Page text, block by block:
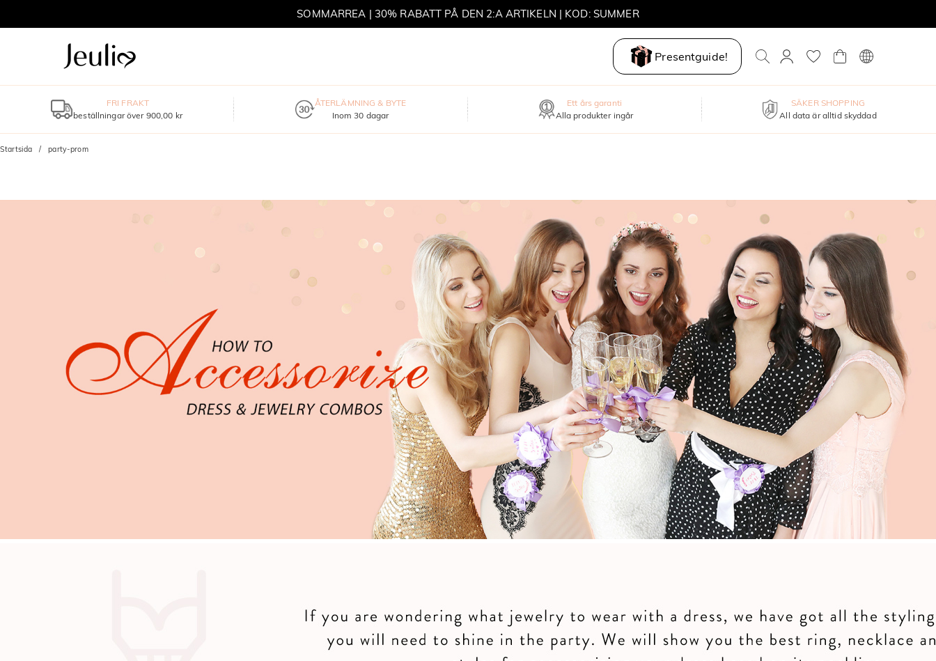
SOMMARREA | 30% RABATT PÅ DEN 2:A ARTIKELN | KOD: SUMMER
Presentguide!
FRI FRAKT
beställningar över 900,00 kr
ÅTERLÄMNING & BYTE
Inom 30 dagar
Ett års garanti
Alla produkter ingår
SÄKER SHOPPING
All data är alltid skyddad
Startsida party-prom